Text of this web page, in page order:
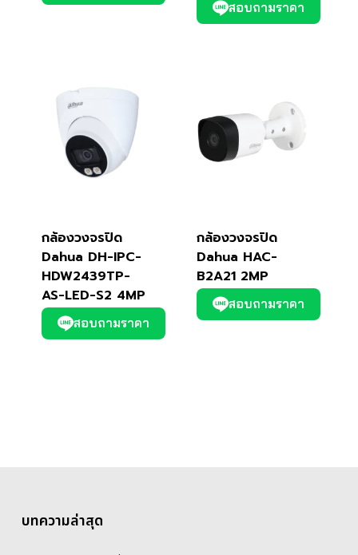
สอบถามราคา
กล้องวงจรปิด
Dahua DH-IPC-
HDW2439TP-
AS-LED-S2 4MP
สอบถามราคา
กล้องวงจรปิด
Dahua HAC-
B2A21 2MP
สอบถามราคา
บทความล่าสุด